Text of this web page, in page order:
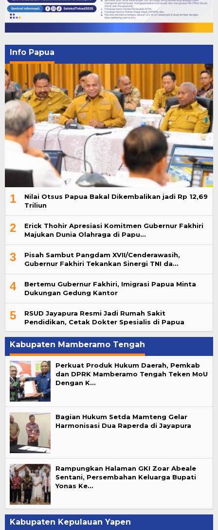
Info Papua
1
Nilai Otsus Papua Bakal Dikembalikan jadi Rp 12,69
Triliun
2
Erick Thohir Apresiasi Komitmen Gubernur Fakhiri
Majukan Dunia Olahraga di Papu…
3
Pisah Sambut Pangdam XVII/Cenderawasih,
Gubernur Fakhiri Tekankan Sinergi TNI da…
4
Bertemu Gubernur Fakhiri, Imigrasi Papua Minta
Dukungan Gedung Kantor
5
RSUD Jayapura Resmi Jadi Rumah Sakit
Pendidikan, Cetak Dokter Spesialis di Papua
Kabupaten Mamberamo Tengah
Perkuat Produk Hukum Daerah, Pemkab
dan DPRK Mamberamo Tengah Teken MoU
Dengan K…
Bagian Hukum Setda Mamteng Gelar
Harmonisasi Dua Raperda di Jayapura
Rampungkan Halaman GKI Zoar Abeale
Sentani, Persembahan Keluarga Bupati
Yonas Ke…
Kabupaten Kepulauan Yapen